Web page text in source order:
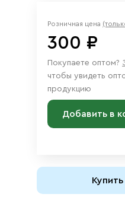
Розничная цена
300 ₽
Покупаете оптом?
чтобы увидеть
продукцию
Добавить в
Купить